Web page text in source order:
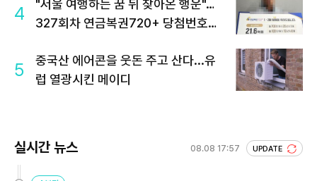
4
"서울 여행하는 꿈 뒤 찾아온 행운"…
327회차 연금복권720+ 당첨번호조
5
중국산 에어콘을 웃돈 주고 산다...유
럽 열광시킨 메이디
실시간 뉴스 08.08 17:57 UPDATE